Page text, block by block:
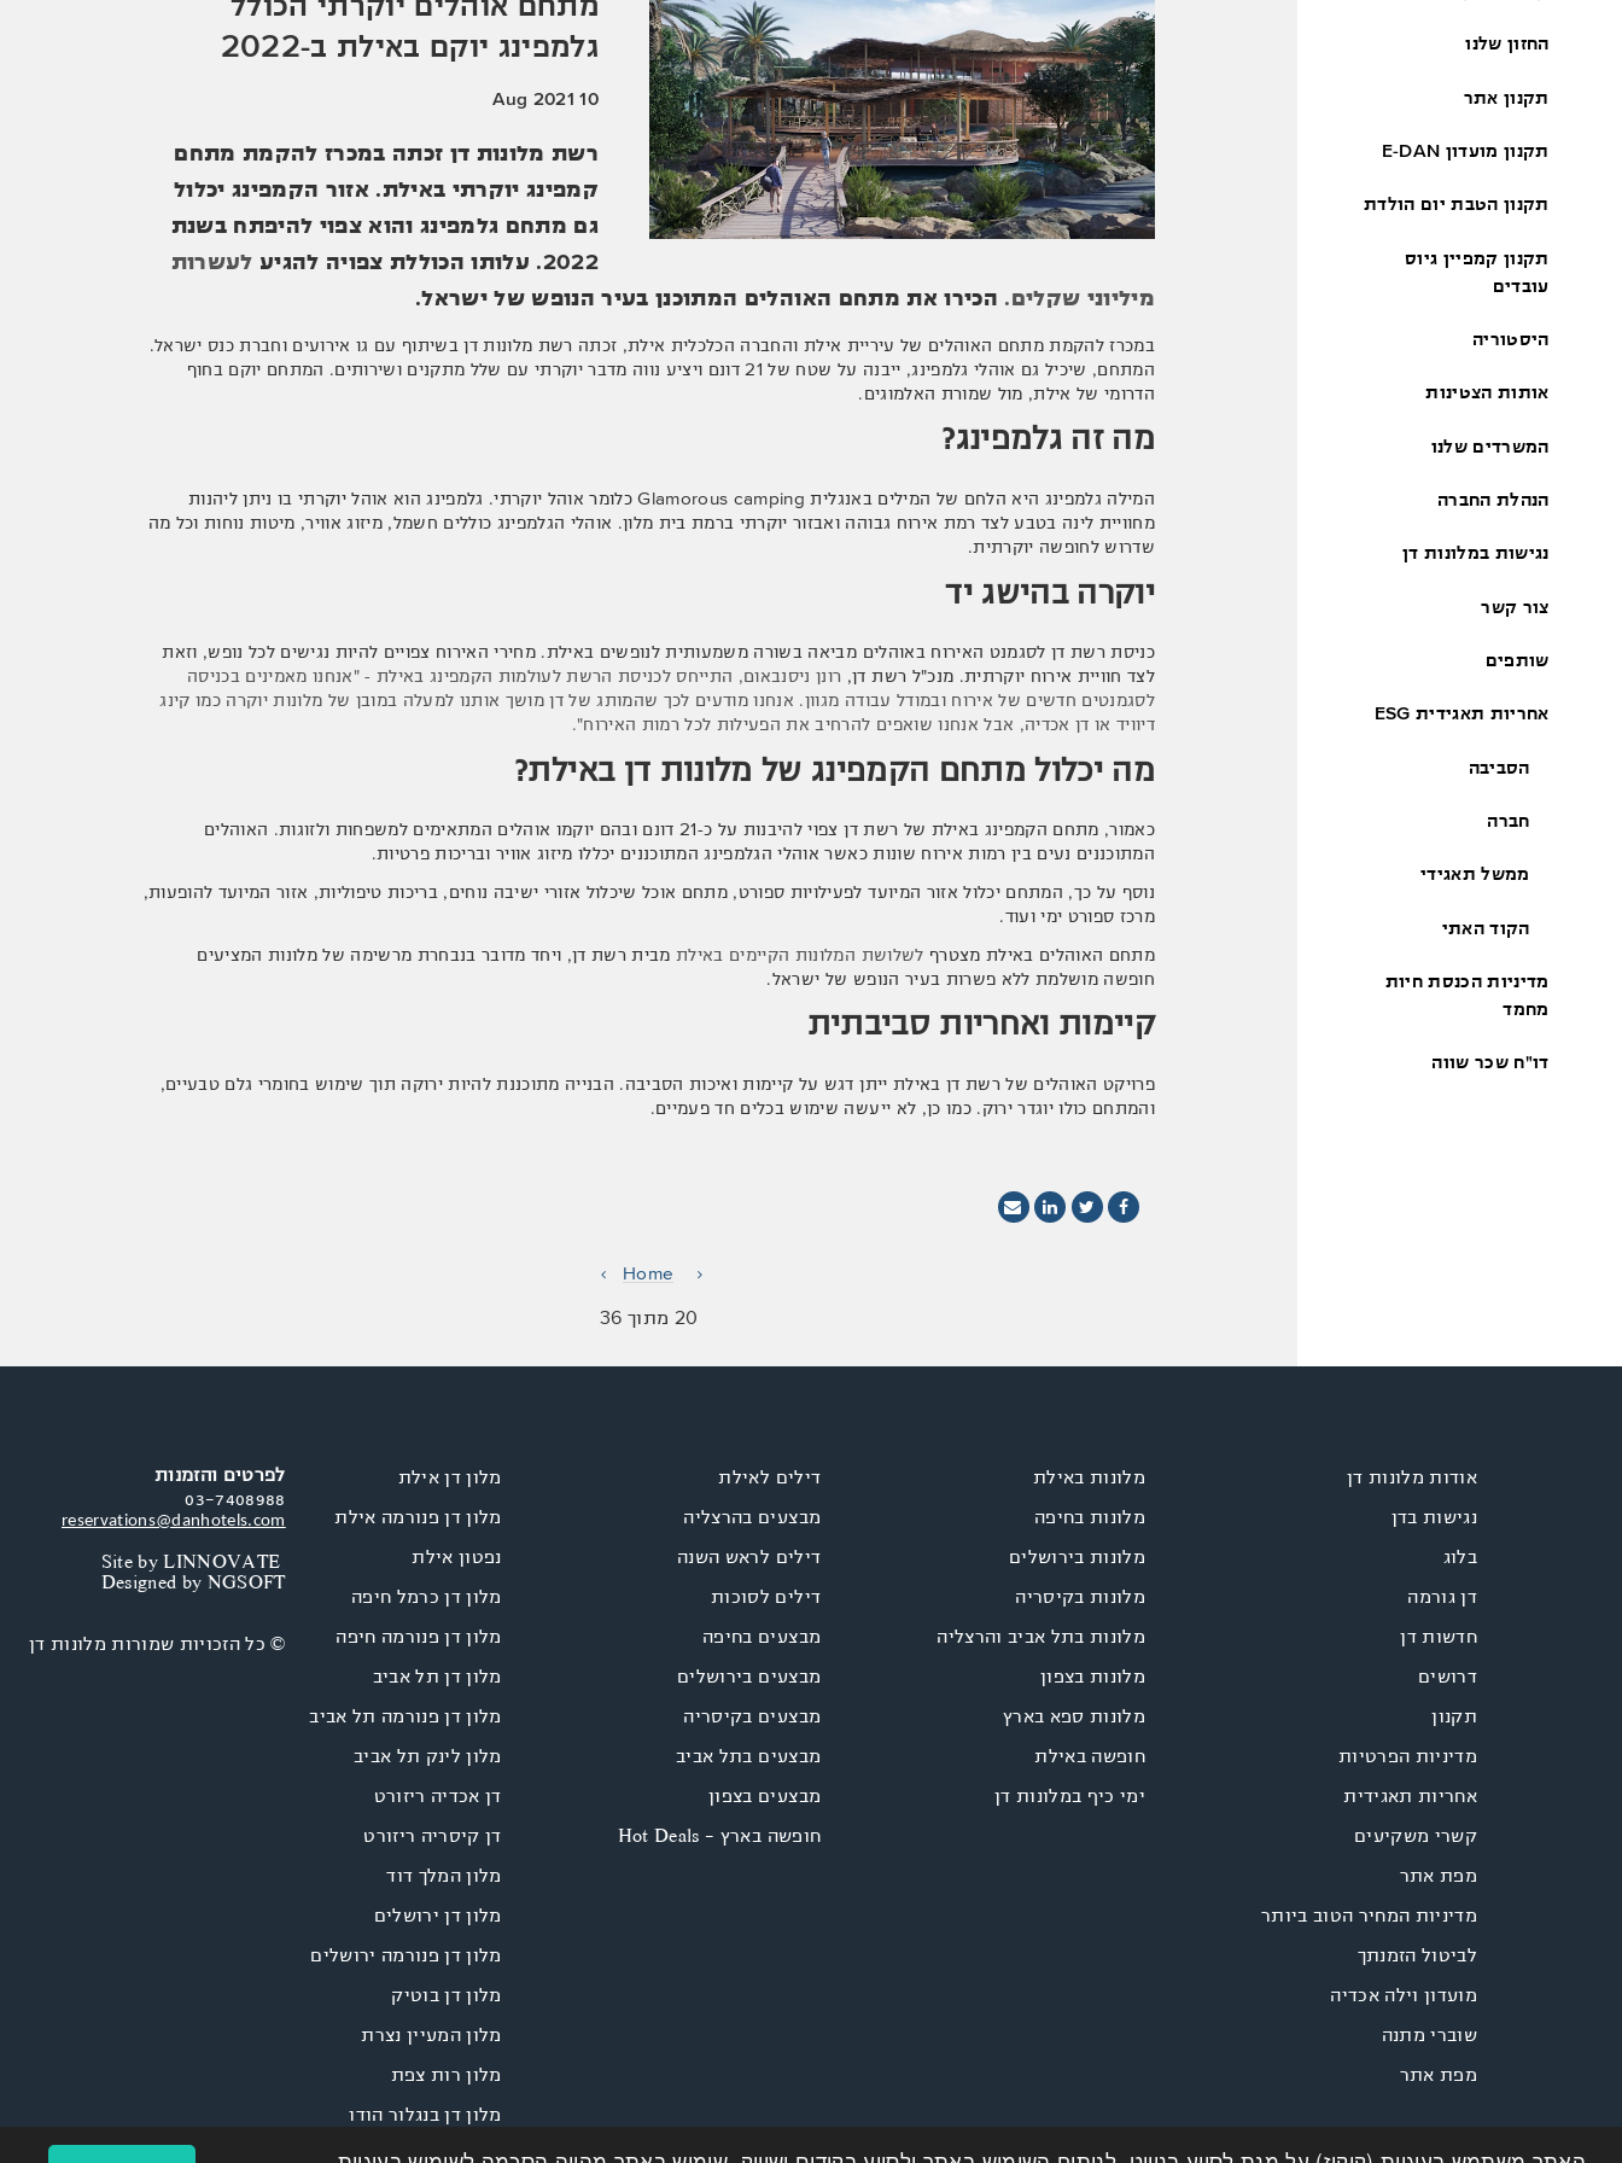
החזון שלנו
תקנון אתר
תקנון מועדון E-DAN
תקנון הטבת יום הולדת
תקנון קמפיין גיוס
עובדים
היסטוריה
אותות הצטינות
המשרדים שלנו
הנהלת החברה
נגישות במלונות דן
צור קשר
שותפים
אחריות תאגידית ESG
הסביבה
חברה
ממשל תאגידי
הקוד האתי
מדיניות הכנסת חיות
מחמד
דו"ח שכר שווה
גלמפינג יוקם באילת ב-2022
10 Aug 2021
רשת מלונות דן זכתה במכרז להקמת מתחם
קמפינג יוקרתי באילת. אזור הקמפינג יכלול
גם מתחם גלמפינג והוא צפוי להיפתח בשנת
2022. עלותו הכוללת צפויה להגיע
לעשרות
מיליוני שקלים. הכירו את מתחם האוהלים המתוכנן בעיר הנופש של ישראל.
במכרז להקמת מתחם האוהלים של עיריית אילת והחברה הכלכלית אילת, זכתה רשת מלונות דן בשיתוף עם גו אירועים וחברת כנס ישראל.
המתחם, שיכיל גם אוהלי גלמפינג, ייבנה על שטח של 21 דונם ויציע נווה מדבר יוקרתי עם שלל מתקנים ושירותים. המתחם יוקם בחוף
הדרומי של אילת, מול שמורת האלמוגים.
מה זה גלמפינג?
המילה גלמפינג היא הלחם של המילים באנגלית Glamorous camping כלומר אוהל יוקרתי. גלמפינג הוא אוהל יוקרתי בו ניתן ליהנות
מחוויית לינה בטבע לצד רמת אירוח גבוהה ואבזור יוקרתי ברמת בית מלון. אוהלי הגלמפינג כוללים חשמל, מיזוג אוויר, מיטות נוחות וכל מה
שדרוש לחופשה יוקרתית.
יוקרה בהישג יד
כניסת רשת דן לסגמנט האירוח באוהלים מביאה בשורה משמעותית לנופשים באילת. מחירי האירוח צפויים להיות נגישים לכל נופש, וזאת
לצד חוויית אירוח יוקרתית. מנכ"ל רשת דן, רונן ניסנבאום, התייחס לכניסת הרשת לעולמות הקמפינג באילת - "אנחנו מאמינים בכניסה
לסגמנטים חדשים של אירוח ובמודל עבודה מגוון. אנחנו מודעים לכך שהמותג של דן מושך אותנו למעלה במובן של מלונות יוקרה כמו קינג
דיוויד או דן אכדיה, אבל אנחנו שואפים להרחיב את הפעילות לכל רמות האירוח".
מה יכלול מתחם הקמפינג של מלונות דן באילת?
כאמור, מתחם הקמפינג באילת של רשת דן צפוי להיבנות על כ-21 דונם ובהם יוקמו אוהלים המתאימים למשפחות ולזוגות. האוהלים
המתוכננים נעים בין רמות אירוח שונות כאשר אוהלי הגלמפינג המתוכננים יכללו מיזוג אוויר ובריכות פרטיות.
נוסף על כך, המתחם יכלול אזור המיועד לפעילויות ספורט, מתחם אוכל שיכלול אזורי ישיבה נוחים, בריכות טיפוליות, אזור המיועד להופעות,
מרכז ספורט ימי ועוד.
מתחם האוהלים באילת מצטרף לשלושת המלונות הקיימים באילת מבית רשת דן, ויחד מדובר בנבחרת מרשימה של מלונות המציעים
חופשה מושלמת ללא פשרות בעיר הנופש של ישראל.
קיימות ואחריות סביבתית
פרויקט האוהלים של רשת דן באילת ייתן דגש על קיימות ואיכות הסביבה. הבנייה מתוכננת להיות ירוקה תוך שימוש בחומרי גלם טבעיים,
והמתחם כולו יוגדר ירוק. כמו כן, לא ייעשה שימוש בכלים חד פעמיים.
Home
20 מתוך 36
אודות מלונות דן
נגישות בדן
בלוג
דן גורמה
חדשות דן
דרושים
תקנון
מדיניות הפרטיות
אחריות תאגידית
קשרי משקיעים
מפת אתר
מדיניות המחיר הטוב ביותר
לביטול הזמנתך
מועדון וילה אכדיה
שוברי מתנה
מפת אתר
מלונות באילת
מלונות בחיפה
מלונות בירושלים
מלונות בקיסריה
מלונות בתל אביב והרצליה
מלונות בצפון
מלונות ספא בארץ
חופשה באילת
ימי כיף במלונות דן
דילים לאילת
מבצעים בהרצליה
דילים לראש השנה
דילים לסוכות
מבצעים בחיפה
מבצעים בירושלים
מבצעים בקיסריה
מבצעים בתל אביב
מבצעים בצפון
חופשה בארץ - Hot Deals
מלון דן אילת
מלון דן פנורמה אילת
נפטון אילת
מלון דן כרמל חיפה
מלון דן פנורמה חיפה
מלון דן תל אביב
מלון דן פנורמה תל אביב
מלון לינק תל אביב
דן אכדיה ריזורט
דן קיסריה ריזורט
מלון המלך דוד
מלון דן ירושלים
מלון דן פנורמה ירושלים
מלון דן בוטיק
מלון המעיין נצרת
מלון רות צפת
מלון דן בנגלור הודו
לפרטים והזמנות
03-7408988
reservations@danhotels.com
Site byLINNOVATE
Designed by NGSOFT
© כל הזכויות שמורות מלונות דן